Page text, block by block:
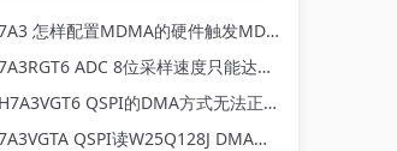
MDMA的硬件触发MDMA_REQUEST_DMA1_Stream0_TC将数据再次转运
ADC 8位采样速度只能达到3.5MSPS达不到数据手册上的7MSPS ?
QSPI的DMA方式无法正常工作
QSPI读W25Q128J DMA模式不能工作